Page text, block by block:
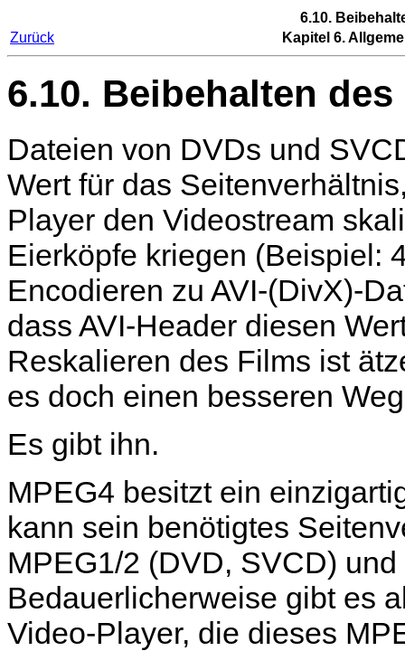
6.10.
Zurück
Kapitel 6.
6.10. Beibehalten
Dateien von DVDs und
Wert für das
Player den Videostream
Eierköpfe kriegen (Beispiel:
Encodieren zu AVI-(DivX)-
dass AVI-Header diesen
Reskalieren des Films ist
es doch einen besseren
Es gibt ihn.
MPEG4 besitzt ein
kann sein benötigtes
MPEG1/2 (DVD, SVCD)
Bedauerlicherweise gibt es
Video-Player, die dieses